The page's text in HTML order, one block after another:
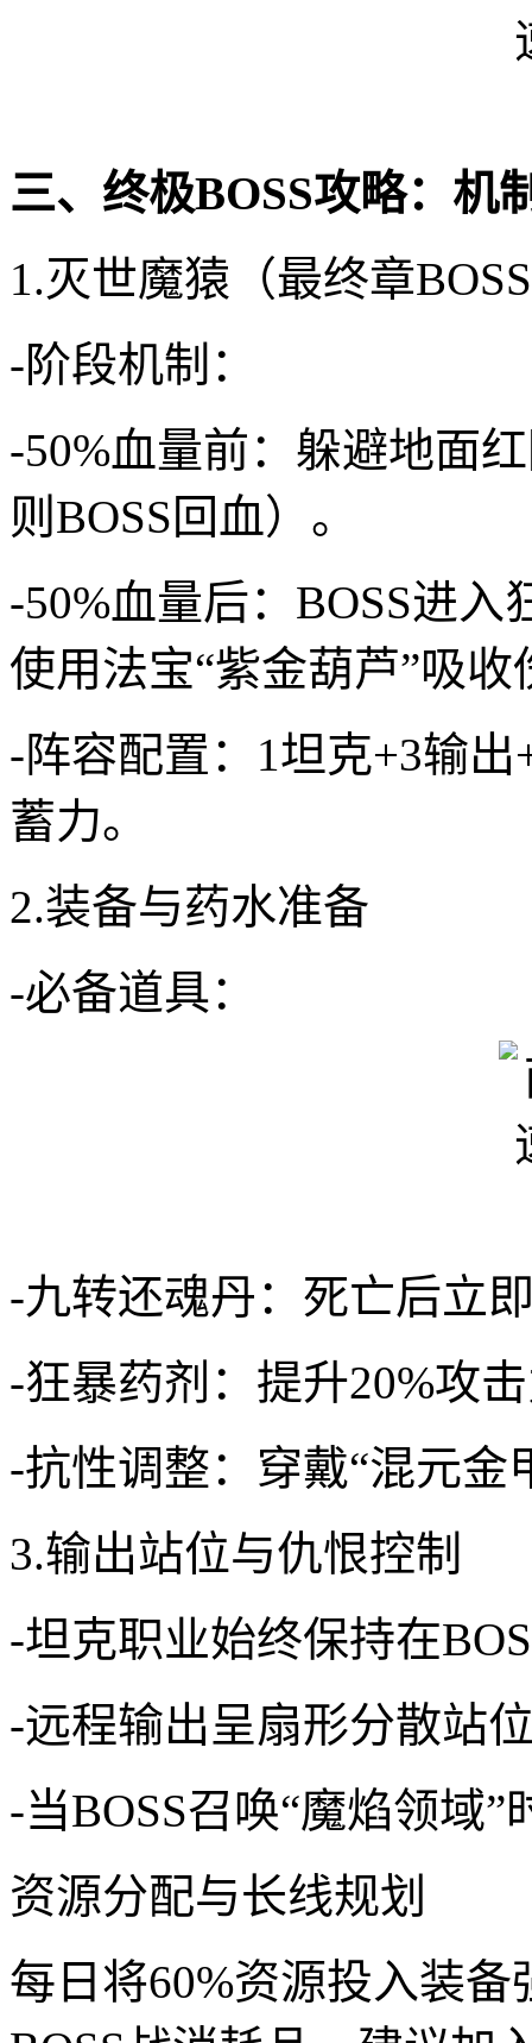
三、终极BOSS攻略：机
1.灭世魔猿（最终章
-阶段机制：
-50%血量前：躲避地面
则BOSS回血）。
-50%血量后：BOSS进
使用法宝“紫金葫芦”吸收
-阵容配置：1坦克+3输出
蓄力。
2.装备与药水准备
-必备道具：
-九转还魂丹：死亡后立
-狂暴药剂：提升20%攻
-抗性调整：穿戴“混元金
3.输出站位与仇恨控制
-坦克职业始终保持在
-远程输出呈扇形分散站
-当BOSS召唤“魔焰领域
资源分配与长线规划
每日将60%资源投入装